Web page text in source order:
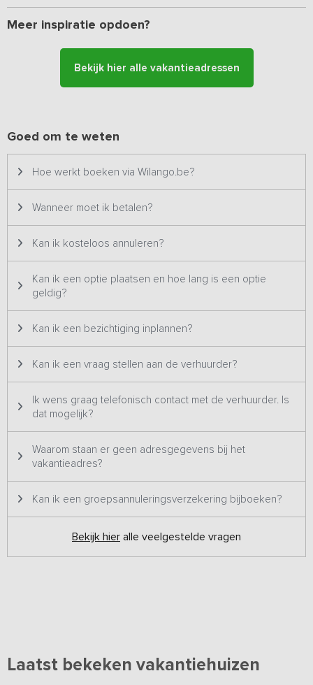
speelplezier voor jong en oud. Zo is er een trampoline,
voetbalveld, volleybalnet, zandbak, speelweide met speeltoestel
Meer inspiratie opdoen?
Bekijk hier alle vakantieadressen
Goed om te weten
Hoe werkt boeken via Wilango.be?
Wanneer moet ik betalen?
Kan ik kosteloos annuleren?
Kan ik een optie plaatsen en hoe lang is een optie
geldig?
Kan ik een bezichtiging inplannen?
Kan ik een vraag stellen aan de verhuurder?
Ik wens graag telefonisch contact met de verhuurder. Is
dat mogelijk?
Waarom staan er geen adresgegevens bij het
vakantieadres?
Kan ik een groepsannuleringsverzekering bijboeken?
Bekijk hier alle veelgestelde vragen
Laatst bekeken vakantiehuizen